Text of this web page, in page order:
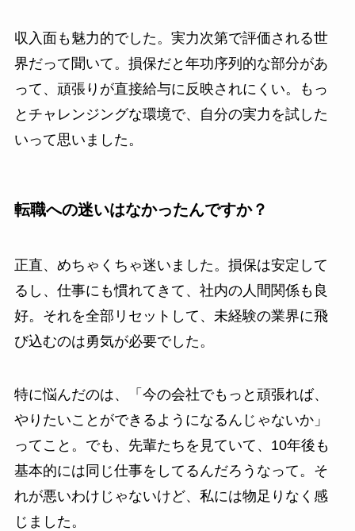
収入面も魅力的でした。実力次第で評価される世
界だって聞いて。損保だと年功序列的な部分があ
って、頑張りが直接給与に反映されにくい。もっ
とチャレンジングな環境で、自分の実力を試した
いって思いました。
転職への迷いはなかったんですか？
正直、めちゃくちゃ迷いました。損保は安定して
るし、仕事にも慣れてきて、社内の人間関係も良
好。それを全部リセットして、未経験の業界に飛
び込むのは勇気が必要でした。
特に悩んだのは、「今の会社でもっと頑張れば、
やりたいことができるようになるんじゃないか」
ってこと。でも、先輩たちを見ていて、10年後も
基本的には同じ仕事をしてるんだろうなって。そ
れが悪いわけじゃないけど、私には物足りなく感
じました。